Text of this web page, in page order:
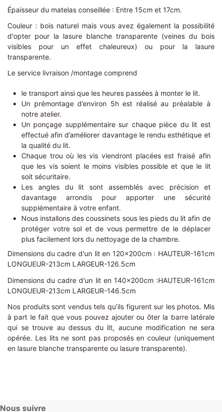
Épaisseur du matelas conseillée : Entre 15cm et 17cm.
Couleur : bois naturel mais vous avez également la possibilité
d'opter pour la lasure blanche transparente (veines du bois
visibles pour un effet chaleureux) ou pour la lasure
transparente.
Le service livraison /montage comprend
le transport ainsi que les heures passées à monter le lit.
Un prémontage d’environ 5h est réalisé au préalable à
notre atelier.
Un ponçage supplémentaire sur chaque pièce du lit est
effectué afin d’améliorer davantage le rendu esthétique et
la qualité du lit.
Chaque trou où les vis viendront placées est fraisé afin
que les vis soient le moins visibles possible et que le lit
soit sécuritaire.
Les angles du lit sont assemblés avec précision et
davantage arrondis pour apporter une sécurité
supplémentaire à votre enfant.
Nous installons des coussinets sous les pieds du lit afin de
protéger votre sol et de vous permettre de le déplacer
plus facilement lors du nettoyage de la chambre.
Dimensions du cadre d'un lit en 120x200cm : HAUTEUR-161cm
LONGUEUR-213cm LARGEUR-126.5cm
Dimensions du cadre d'un lit en 140x200cm :HAUTEUR-161cm
LONGUEUR-213cm LARGEUR-146.5cm
Nos produits sont vendus tels qu’ils figurent sur les photos. Mis
à part le fait que vous pouvez ajouter ou ôter la barre latérale
qui se trouve au dessus du lit, aucune modification ne sera
opérée. Les lits ne sont pas proposés en couleur (uniquement
en lasure blanche transparente ou lasure transparente).
Nous suivre